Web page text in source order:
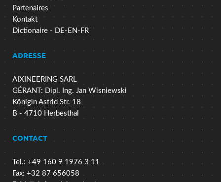
Partenaires
Kontakt
Dictionaire - DE-EN-FR
ADRESSE
AIXINEERING SARL
GÉRANT: Dipl. Ing. Jan Wisniewski
Königin Astrid Str. 18
B - 4710 Herbesthal
CONTACT
Tel.: +49 160 9 1976 3 11
Fax: +32 87 656058